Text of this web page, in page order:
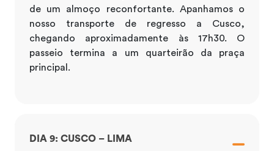
de um almoço reconfortante. Apanhamos o
nosso transporte de regresso a Cusco,
chegando aproximadamente às 17h30. O
passeio termina a um quarteirão da praça
principal.
DIA 9: CUSCO – LIMA